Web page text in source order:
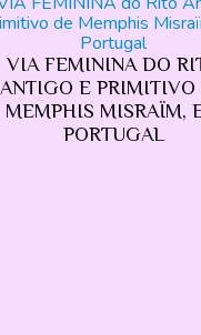
VIA FEMININA DO
ANTIGO E PRIMITIVO
MEMPHIS MISRAÏM,
PORTUGAL